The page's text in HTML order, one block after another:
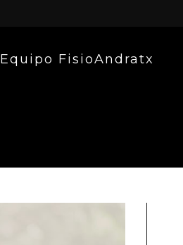
Equipo FisioAndratx